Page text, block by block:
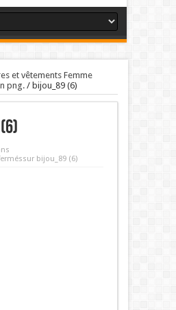
et vêtements Femme
png./ bijou_89 (6)
sur bijou_89 (6)